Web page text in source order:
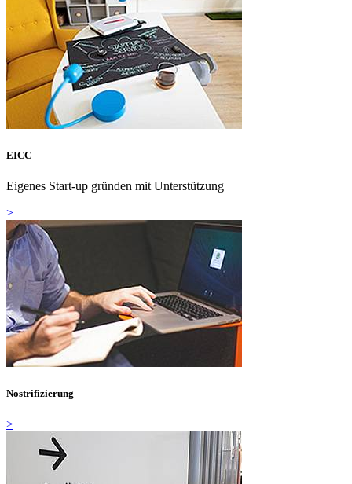
EICC
Eigenes Start-up gründen mit Unterstützung
>
Nostrifizierung
>